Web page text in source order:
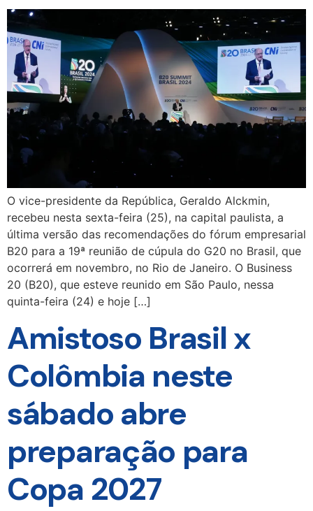
O vice-presidente da República, Geraldo Alckmin,
recebeu nesta sexta-feira (25), na capital paulista, a
última versão das recomendações do fórum empresarial
B20 para a 19ª reunião de cúpula do G20 no Brasil, que
ocorrerá em novembro, no Rio de Janeiro. O Business
20 (B20), que esteve reunido em São Paulo, nessa
quinta-feira (24) e hoje […]
Amistoso Brasil x
Colômbia neste
sábado abre
preparação para
Copa 2027